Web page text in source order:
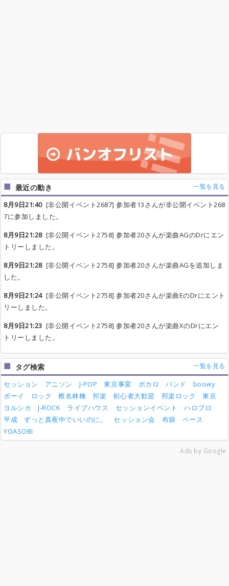
最近の動き 一覧を見る
8月9日21:40[非公開イベント2687] 参加者13さんが非公開イベント268
7に参加しました。
8月9日21:28[非公開イベント2758] 参加者20さんが楽曲AGのDrにエン
トリーしました。
8月9日21:28[非公開イベント2758] 参加者20さんが楽曲AGを追加しま
した。
8月9日21:24[非公開イベント2758] 参加者20さんが楽曲EのDrにエント
リーしました。
8月9日21:23 [非公開イベント2758] 参加者20さんが楽曲XのDrにエン
トリーしました。
タグ検索 一覧を見る
セッション アニソン J-POP 東京事変 ボカロ バンド
boowy
ボーイ
ロック 椎名林檎 邦楽 初心者大歓迎 邦楽ロック
東京
ヨルシカ
J-ROCK ライブハウス セッションイベント
ハロプロ
平成
ずっと真夜中でいいのに。 セッション会 布袋
ベース
YOASOBI
Ads by Google